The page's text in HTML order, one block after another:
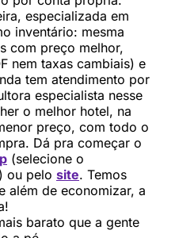
especializada em
inventário: mesma
com preço melhor,
nem taxas cambiais) e
tem atendimento por
especialista nesse
o melhor hotel, na
preço, com todo o
Dá pra começar o
(selecione o
ou pelo site. Temos
além de economizar, a
barato que a gente